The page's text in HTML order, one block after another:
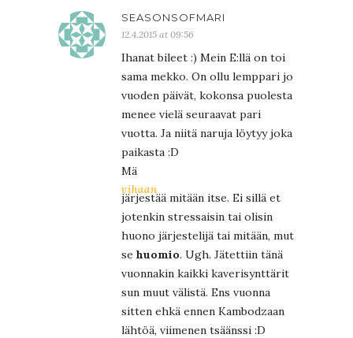
SEASONSOFMARI
12.4.2015 at 09:56
Ihanat bileet :) Mein E:llä on toi
sama mekko. On ollu lemppari jo
vuoden päivät, kokonsa puolesta
menee vielä seuraavat pari
vuotta. Ja niitä naruja löytyy joka
paikasta :D
Mä
vihaan
järjestää mitään itse. Ei sillä et
jotenkin stressaisin tai olisin
huono järjestelijä tai mitään, mut
se huomio. Ugh. Jätettiin tänä
vuonnakin kaikki kaverisynttärit
sun muut välistä. Ens vuonna
sitten ehkä ennen Kambodzaan
lähtöä, viimenen tsäänssi :D